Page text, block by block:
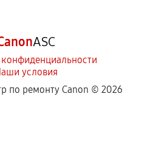
ASC
условия
по ремонту Canon © 2026